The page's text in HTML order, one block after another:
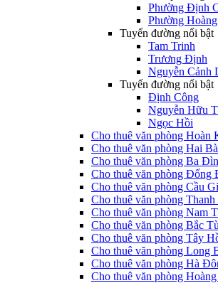
Phường Định
Phường
Tuyến đường nổi bật
Tam Trinh
Trương Định
Nguyễn Cảnh
Tuyến đường nổi bật
Định Công
Nguyễn Hữu
Ngọc Hồi
Cho thuê văn phòng Hoàn
Cho thuê văn phòng Hai
Cho thuê văn phòng Ba
Cho thuê văn phòng Đống
Cho thuê văn phòng Cầu
Cho thuê văn phòng Thanh
Cho thuê văn phòng Nam
Cho thuê văn phòng Bắc
Cho thuê văn phòng Tây
Cho thuê văn phòng Long
Cho thuê văn phòng Hà
Cho thuê văn phòng